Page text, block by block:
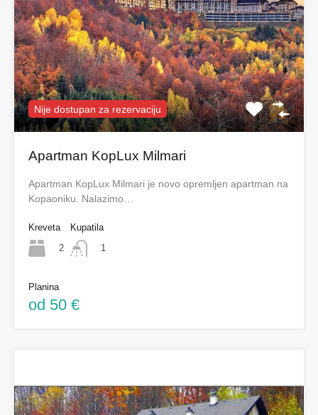
Nije dostupan za rezervaciju
Apartman KopLux Milmari
Apartman KopLux Milmari je novo opremljen apartman na
Kopaoniku. Nalazimo…
Kreveta
2
Kupatila
1
Planina
od 50 €